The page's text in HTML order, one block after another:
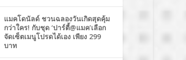
แมคโดนัลด์ ชวนฉลองวันเกิดสุดคุ้ม
กว่าใคร! กับชุด ‘ปาร์ตี้@แมค’เลือก
จัดเซ็ตเมนูโปรดได้เอง เพียง 299
บาท